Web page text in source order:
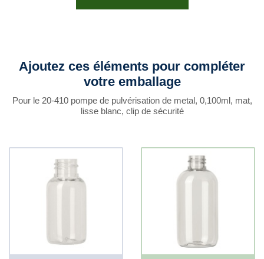
Ajoutez ces éléments pour compléter
votre emballage
Pour le 20-410 pompe de pulvérisation de metal, 0,100ml, mat,
lisse blanc, clip de sécurité